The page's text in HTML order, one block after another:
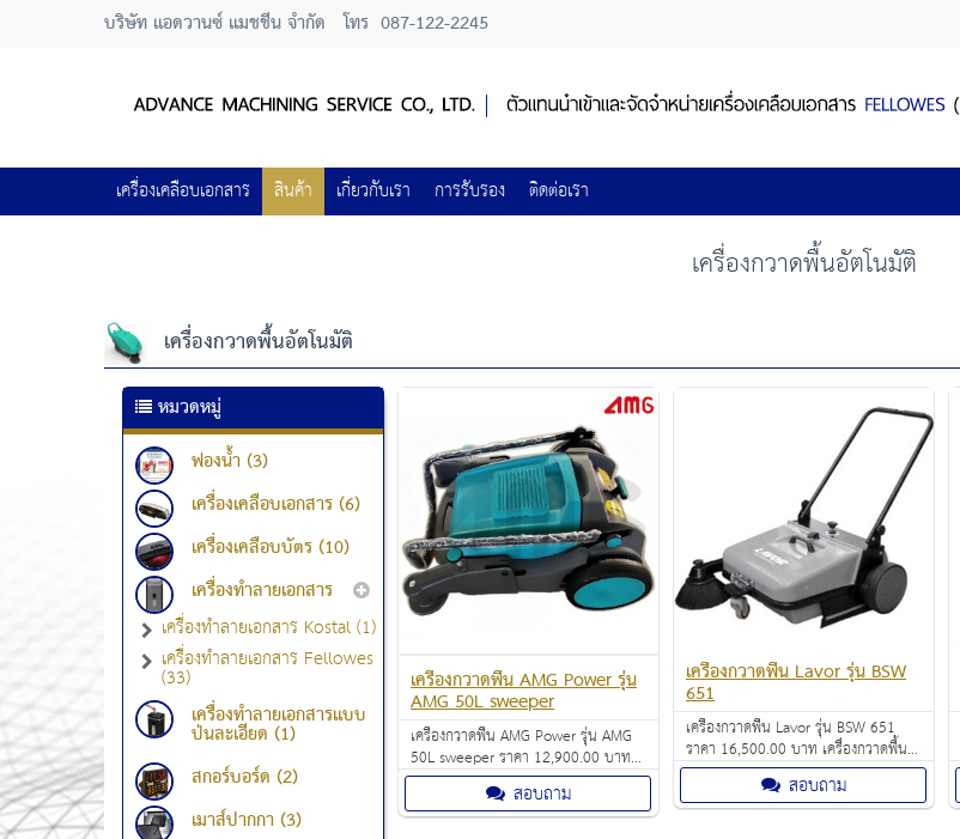
บริษัท แอดวานซ์ แมชชีน จำกัด โทร 087-122-2245
เครื่องเคลือบเอกสาร สินค้า เกี่ยวกับเรา การรับรอง ติดต่อเรา
เครื่องกวาดพื้นอัตโนมัติ
เครื่องกวาดพื้นอัตโนมัติ
หมวดหมู่
ฟองน้ำ (3)
เครื่องเคลือบเอกสาร (6)
เครื่องเคลือบบัตร (10)
เครื่องทำลายเอกสาร
เครื่องทำลายเอกสาร Kostal (1)
เครื่องทำลายเอกสาร Fellowes
(33)
เครื่องทำลายเอกสารแบบ
ป่นละเอียด (1)
สกอร์บอร์ด (2)
เมาส์ปากกา (3)
เครื่องกวาดพื้น AMG Power รุ่น
AMG 50L sweeper
เครื่องกวาดพื้น AMG Power รุ่น AMG
50L sweeper ราคา 12,900.00 บาท
ใช้งานได้สะดวกและประหยัดแรง ทำงาน
ได้รวดเร็วกว่าการใช้แรงงานคนมาร่วม
กวาด 8 คน
สอบถาม
เครื่องกวาดพื้น Lavor รุ่น BSW
651
เครื่องกวาดพื้น Lavor รุ่น BSW 651
ราคา 16,500.00 บาท เครื่องกวาดพื้น
สำหรับโกดัง / โรงงาน / ถนนแห้ง / ห้าง
สรรพสินค้า / หมู่บ้านสอบถาม